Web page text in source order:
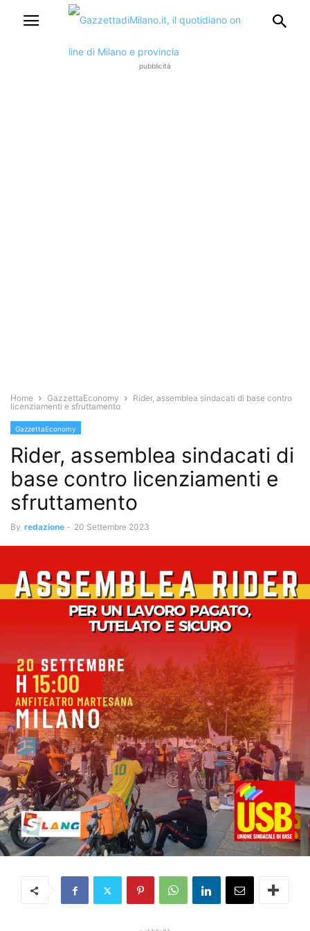
pubblicità
Home GazzettaEconomy
Rider, assemblea sindacati di base contro
licenziamenti e sfruttamento
GazzettaEconomy
Rider, assemblea sindacati di
base contro licenziamenti e
sfruttamento
By redazione - 20 Settembre 2023